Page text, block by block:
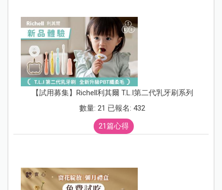
【試用募集】Richell利其爾 T.L.I第二代乳牙刷系列
數量: 21 已報名: 432
21篇心得